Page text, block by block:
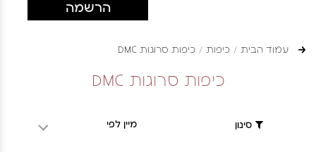
הרשמה
עמוד הבית כיפות כיפות סרוגות DMC
כיפות סרוגות DMC
סינון מיין לפי